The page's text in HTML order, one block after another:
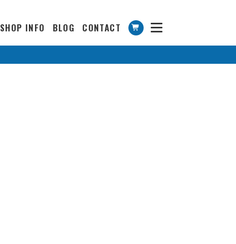
SHOP INFO BLOG CONTACT